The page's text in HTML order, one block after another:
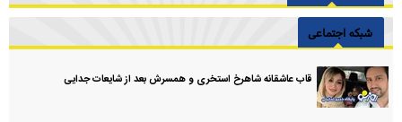
شبکه اجتماعی
قاب عاشقانه شاهرخ استخری و همسرش بعد از شایعات جدایی